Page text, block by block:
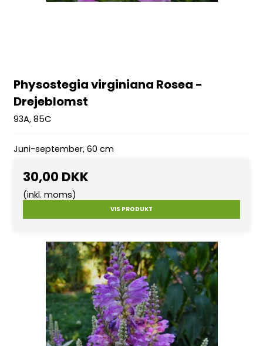
Physostegia virginiana Rosea -
Drejeblomst
93A, 85C
Juni-september, 60 cm
30,00 DKK
(inkl. moms)
VIS PRODUKT